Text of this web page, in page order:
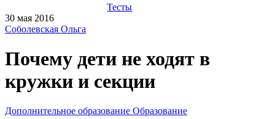
Тесты
30 мая 2016
Соболевская Ольга
Почему дети не ходят в
кружки и секции
Дополнительное образование Образование